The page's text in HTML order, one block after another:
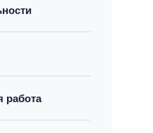
работа